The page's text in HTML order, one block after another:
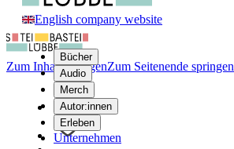
English company website
Bücher
Audio
Merch
Autor:innen
Erleben
Unternehmen
Zum Inhalt springenZum Seitenende springen